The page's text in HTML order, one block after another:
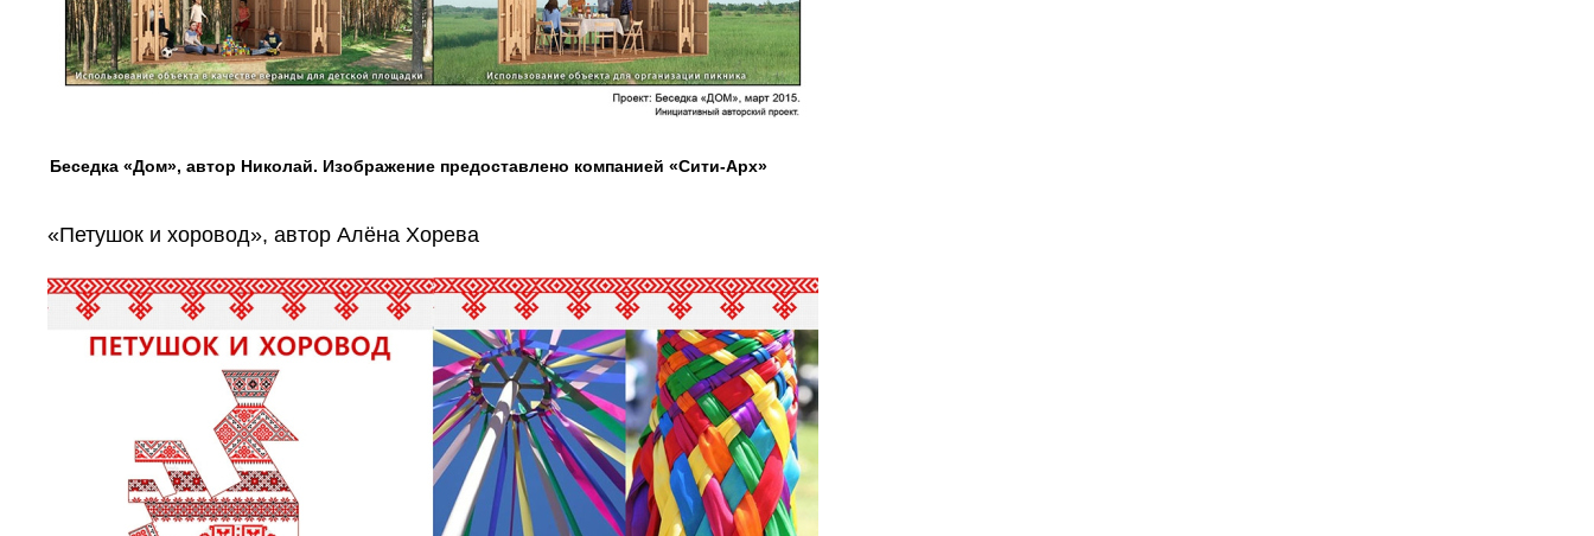
Беседка «Дом», автор Николай. Изображение предоставлено компанией «Сити-Арх»
«Петушок и хоровод», автор Алёна Хорева